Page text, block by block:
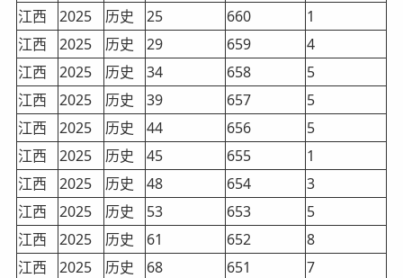
江西
2025 历史 25 660
1
江西
2025 历史 29 659
4
江西
2025 历史 34 658
5
江西
2025 历史 39 657
5
江西
2025 历史 44 656
5
江西
2025 历史 45 655
1
江西
2025 历史 48 654
3
江西
2025 历史 53 653
5
江西
2025 历史 61 652
8
江西
2025 历史 68 651
7